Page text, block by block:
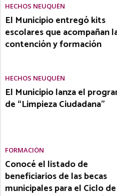
HECHOS NEUQUÉN
El Municipio entregó kits
escolares que acompañan
contención y formación
HECHOS NEUQUÉN
El Municipio lanza el
de “Limpieza Ciudadana”
FORMACIÓN
Conocé el listado de
beneficiarios de las becas
municipales para el Ciclo de